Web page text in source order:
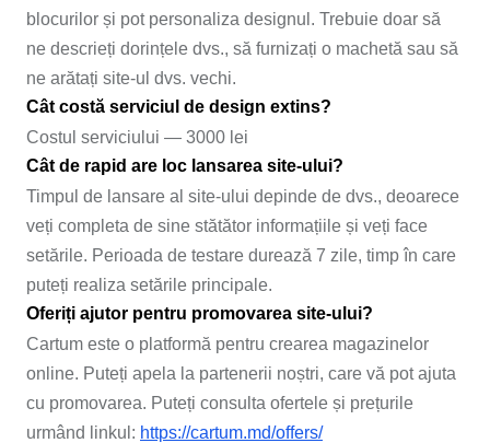
blocurilor și pot personaliza designul. Trebuie doar să
ne descrieți dorințele dvs., să furnizați o machetă sau să
ne arătați site-ul dvs. vechi.
Cât costă serviciul de design extins?
Costul serviciului — 3000 lei
Cât de rapid are loc lansarea site-ului?
Timpul de lansare al site-ului depinde de dvs., deoarece
veți completa de sine stătător informațiile și veți face
setările. Perioada de testare durează 7 zile, timp în care
puteți realiza setările principale.
Oferiți ajutor pentru promovarea site-ului?
Cartum este o platformă pentru crearea magazinelor
online. Puteți apela la partenerii noștri, care vă pot ajuta
cu promovarea. Puteți consulta ofertele și prețurile
urmând linkul: https://cartum.md/offers/